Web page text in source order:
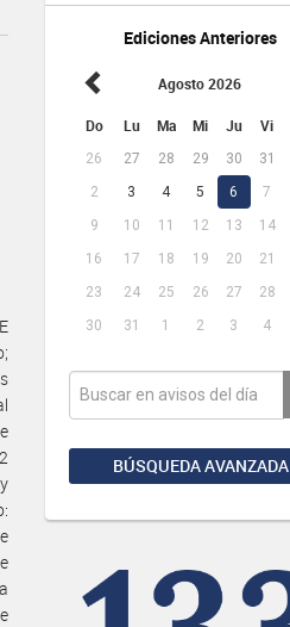
Ediciones Anteriores
Agosto 2026
Do Lu Ma Mi Ju Vi
26 27 28 29 30 31
2
3 4 5 6 7
9
10 11 12 13 14
16
17 18 19 20 21
23
24 25 26 27 28
30
31 1 2 3 4
BÚSQUEDA AVANZADA